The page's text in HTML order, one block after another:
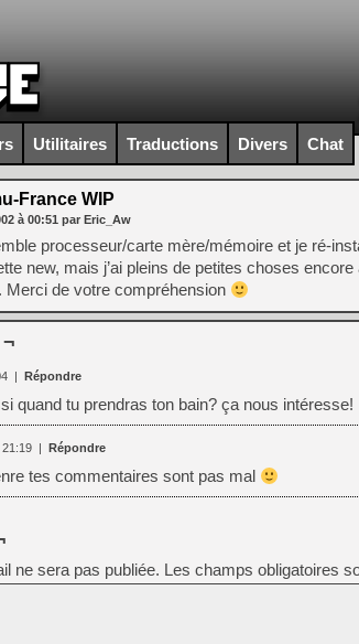
Utilitaires Traductions Divers Chat
France WIP
à 00:51 par Eric_Aw
processeur/carte mère/mémoire et je ré-
new, mais j’ai pleins de petites choses
Merci de votre compréhension
| Répondre
quand tu prendras ton bain? ça nous intéresse!
| Répondre
tes commentaires sont pas mal
ne sera pas publiée. Les champs obligatoires